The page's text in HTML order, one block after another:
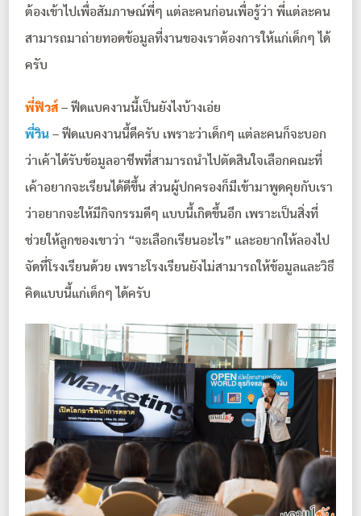
ต้องเข้าไปเพื่อสัมภาษณ์พี่ๆ แต่ละคนก่อนเพื่อรู้ว่า พี่แต่ละคน
สามารถมาถ่ายทอดข้อมูลที่งานของเราต้องการให้แก่เด็กๆ ได้
ครับ
พี่ฟิวส์ – ฟีดแบคงานนี้เป็นยังไงบ้างเอ่ย
พี่วิน – ฟีดแบคงานนี้ดีครับ เพราะว่าเด็กๆ แต่ละคนก็จะบอก
ว่าเค้าได้รับข้อมูลอาชีพที่สามารถนำไปตัดสินใจเลือกคณะที่
เค้าอยากจะเรียนได้ดีขึ้น ส่วนผู้ปกครองก็มีเข้ามาพูดคุยกับเรา
ว่าอยากจะให้มีกิจกรรมดีๆ แบบนี้เกิดขึ้นอีก เพราะเป็นสิ่งที่
ช่วยให้ลูกของเขาว่า “จะเลือกเรียนอะไร” และอยากให้ลองไป
จัดที่โรงเรียนด้วย เพราะโรงเรียนยังไม่สามารถให้ข้อมูลและวิธี
คิดแบบนี้แก่เด็กๆ ได้ครับ